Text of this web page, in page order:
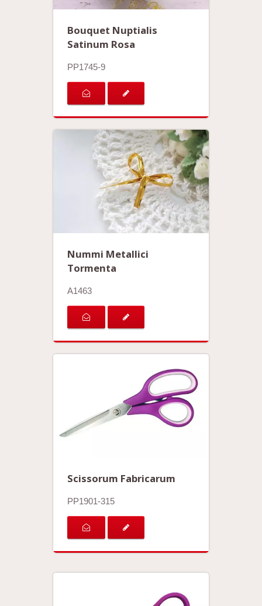
Bouquet Nuptialis
Satinum Rosa
PP1745-9
Nummi Metallici
Tormenta
A1463
Scissorum Fabricarum
PP1901-315